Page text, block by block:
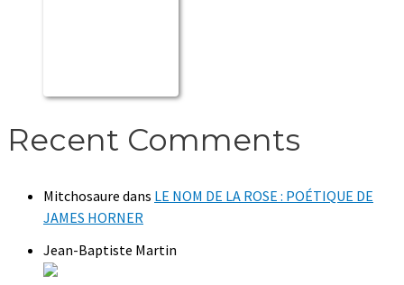
Recent Comments
Mitchosaure dans LE NOM DE LA ROSE : POÉTIQUE DE
JAMES HORNER
Jean-Baptiste Martin